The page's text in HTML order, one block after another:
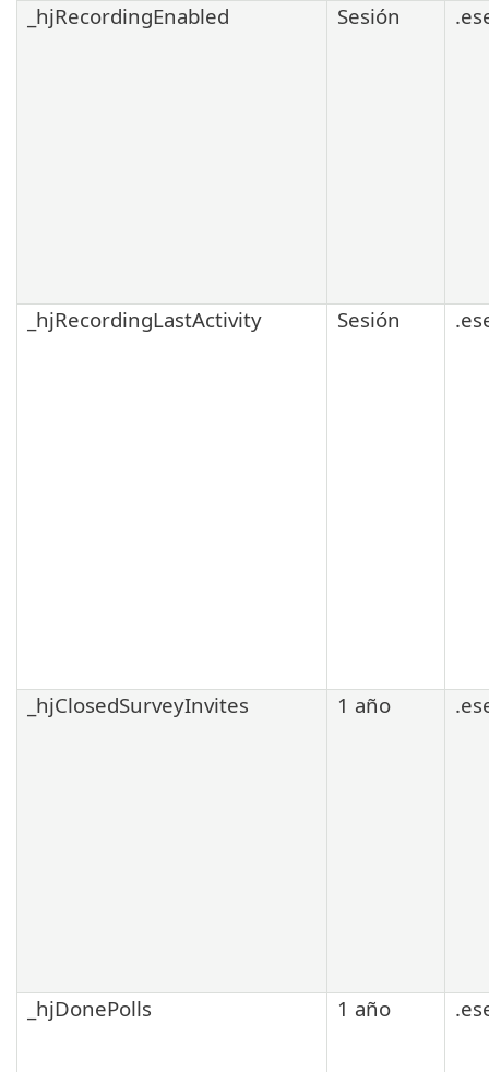
_hjRecordingEnabled Sesión
_hjRecordingLastActivity Sesión
_hjClosedSurveyInvites 1 año
_hjDonePolls 1 año